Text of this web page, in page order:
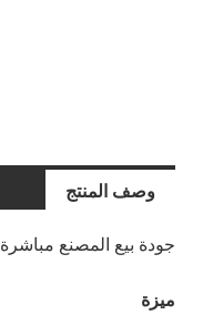
وصف المنتج
جودة بيع المصنع مباشرة
ميزة